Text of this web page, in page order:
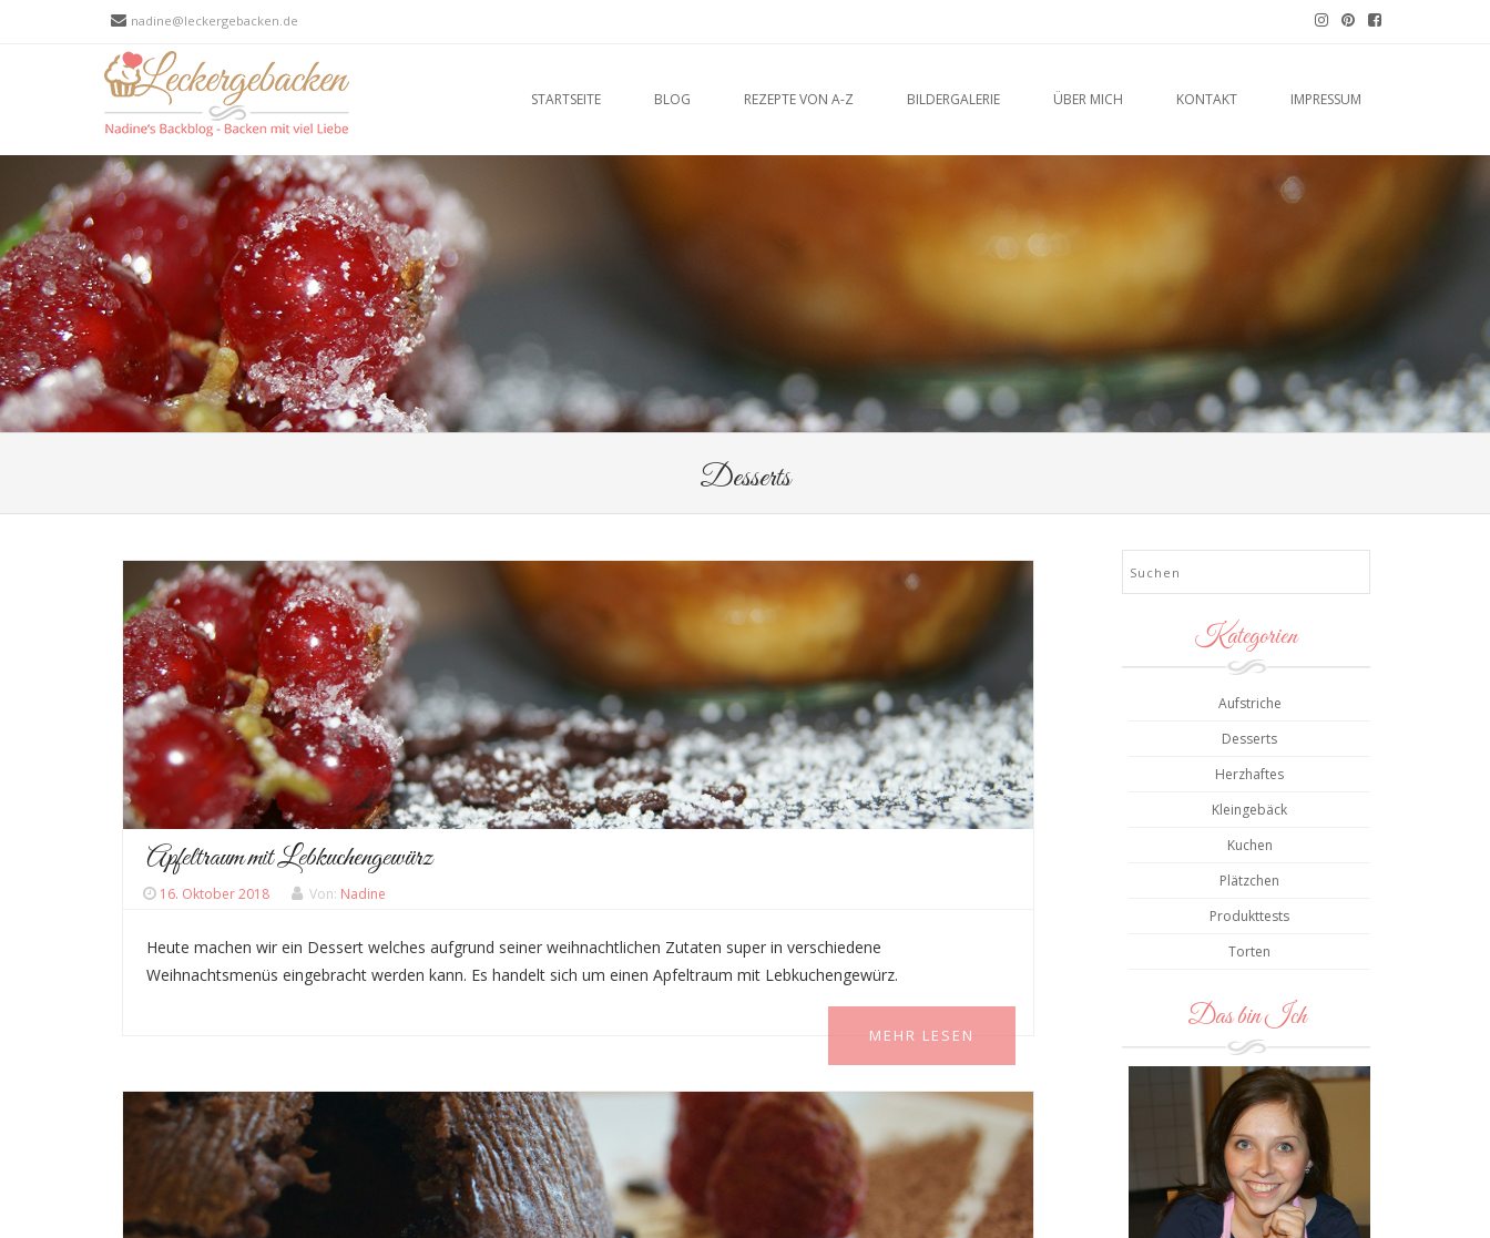
nadine@leckergebacken.de
SKIP TO CONTENTSTARTSEITE BLOG REZEPTE VON A-Z BILDERGALERIE ÜBER MICH KONTAKT IMPRESSUM
Desserts
Apfeltraum mit Lebkuchengewürz
16. Oktober 2018 Von: Nadine
Heute machen wir ein Dessert welches aufgrund seiner weihnachtlichen Zutaten super in verschiedene
Weihnachtsmenüs eingebracht werden kann. Es handelt sich um einen Apfeltraum mit Lebkuchengewürz.
MEHR LESEN
Kategorien
Aufstriche
Desserts
Herzhaftes
Kleingebäck
Kuchen
Plätzchen
Produkttests
Torten
Das bin Ich